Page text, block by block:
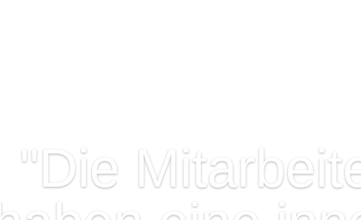
"Die